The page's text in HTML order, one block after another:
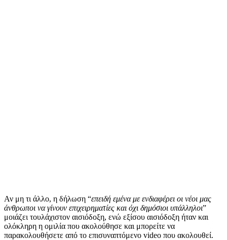
Αν μη τι άλλο, η δήλωση “επειδή εμένα με ενδιαφέρει οι νέοι μας
άνθρωποι να γίνουν επιχειρηματίες και όχι δημόσιοι υπάλληλοι”
μοιάζει τουλάχιστον αισιόδοξη, ενώ εξίσου αισιόδοξη ήταν και
ολόκληρη η ομιλία που ακολούθησε και μπορείτε να
παρακολουθήσετε από το επισυναπτόμενο video που ακολουθεί.